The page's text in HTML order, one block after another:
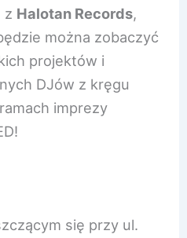
z Halotan Records,
można zobaczyć
projektów i
DJów z kręgu
imprezy
się przy ul.